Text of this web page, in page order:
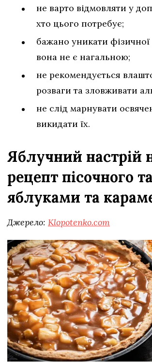
не варто відмовляти у
хто цього потребує;
бажано уникати
вона не є нагальною;
не рекомендується
розваги та зловживати
не слід марнувати
викидати їх.
Яблучний настрій
рецепт пісочного
яблуками та
Джерело: Klopotenko.com